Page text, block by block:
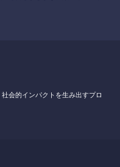
社会的インパクトを生み出すプロ